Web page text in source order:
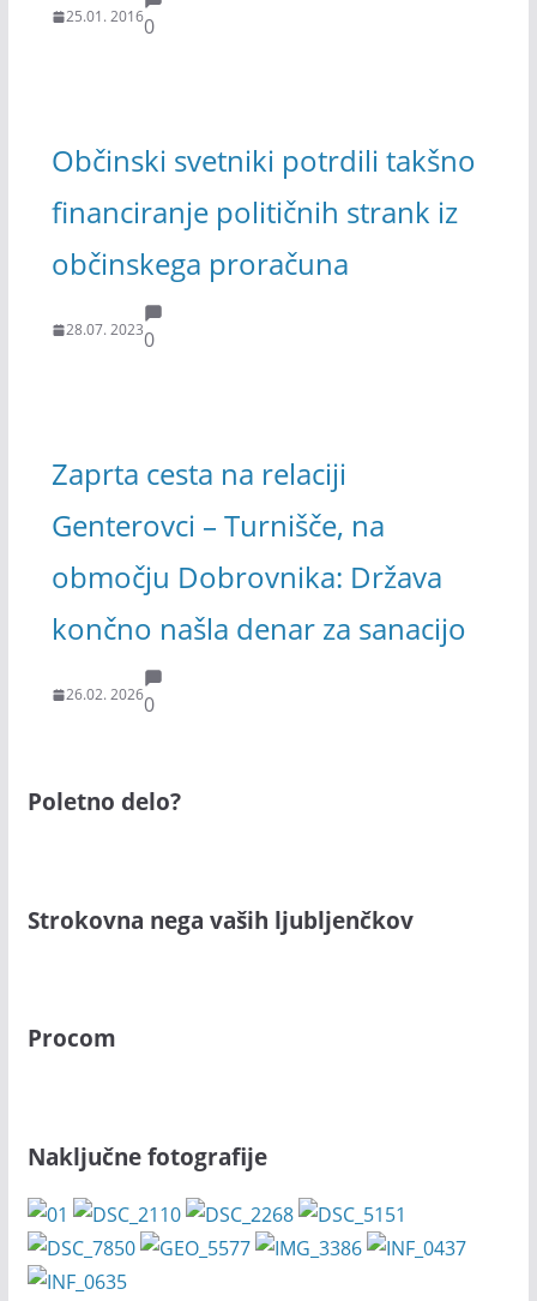
25.01. 20160
Občinski svetniki potrdili takšno
financiranje političnih strank iz
občinskega proračuna
28.07. 20230
Zaprta cesta na relaciji
Genterovci – Turnišče, na
območju Dobrovnika: Država
končno našla denar za sanacijo
26.02. 20260
Poletno delo?
Strokovna nega vaših ljubljenčkov
Procom
Naključne fotografije